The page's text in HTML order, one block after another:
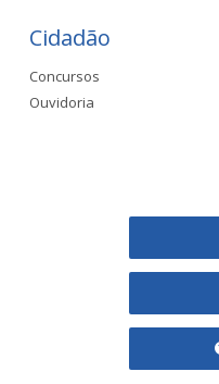
Cidadão
Concursos
Ouvidoria